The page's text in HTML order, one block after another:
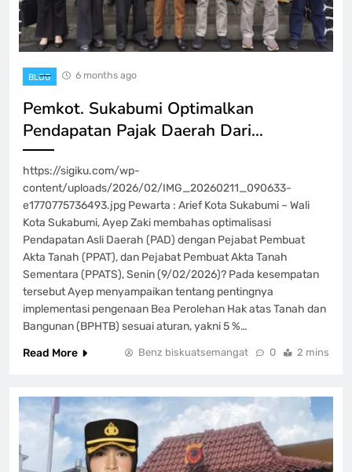
BLOG 6 months ago
Pemkot. Sukabumi Optimalkan
Pendapatan Pajak Daerah Dari…
https://sigiku.com/wp-
content/uploads/2026/02/IMG_20260211_090633-
e1770775736493.jpg Pewarta : Arief Kota Sukabumi – Wali
Kota Sukabumi, Ayep Zaki membahas optimalisasi
Pendapatan Asli Daerah (PAD) dengan Pejabat Pembuat
Akta Tanah (PPAT), dan Pejabat Pembuat Akta Tanah
Sementara (PPATS), Senin (9/02/2026)? Pada kesempatan
tersebut Ayep menyampaikan tentang pentingnya
implementasi pengenaan Bea Perolehan Hak atas Tanah dan
Bangunan (BPHTB) sesuai aturan, yakni 5 %…
Read More
Benz biskuatsemangat 0 2 mins